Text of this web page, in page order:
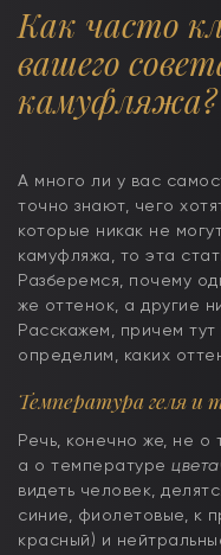
Как часто
вашего
камуфляжа?
А много ли у вас
точно знают, чего
которые никак не
камуфляжа, то эта
Разберемся, почему
же оттенок, а другие
Расскажем, причем
определим, каких
Температура геля
Речь, конечно же, не о
а о температуре цвета
видеть человек,
синие, фиолетовые, к
красный) и